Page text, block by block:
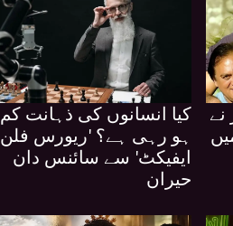
کیا انسانوں کی ذہانت کم
ہو رہی ہے؟ 'ریورس فلن
ایفیکٹ' سے سائنس دان
حیران
نے